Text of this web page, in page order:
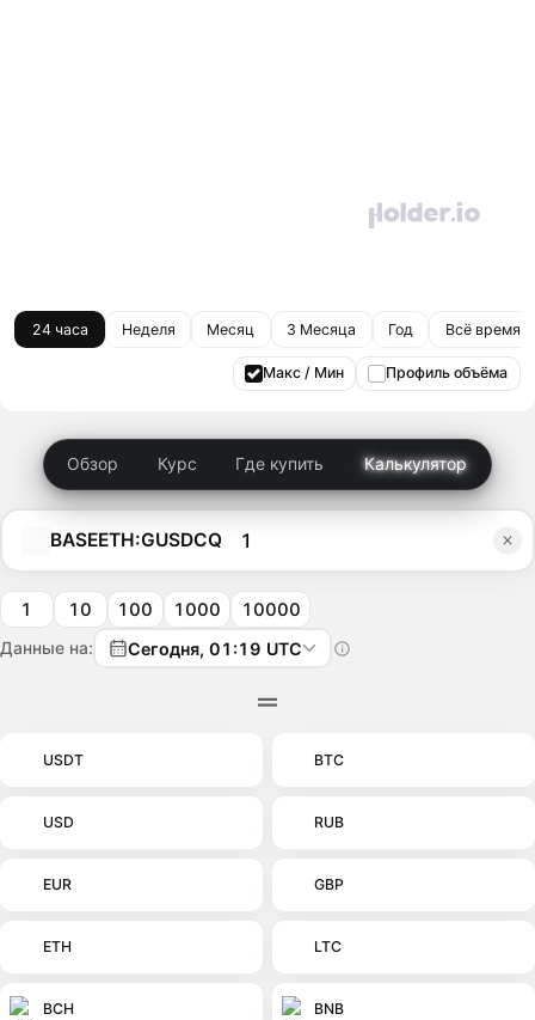
24 часа Неделя Месяц 3 Месяца Год Всё время
Макс / Мин Профиль объёма
Обзор Курс Где купить Калькулятор
BASEETH:GUSDCQ
1 10 100 1000 10000
Данные на: Сегодня, 01:19 UTC
USDT BTC
USD RUB
EUR GBP
ETH LTC
BCH BNB